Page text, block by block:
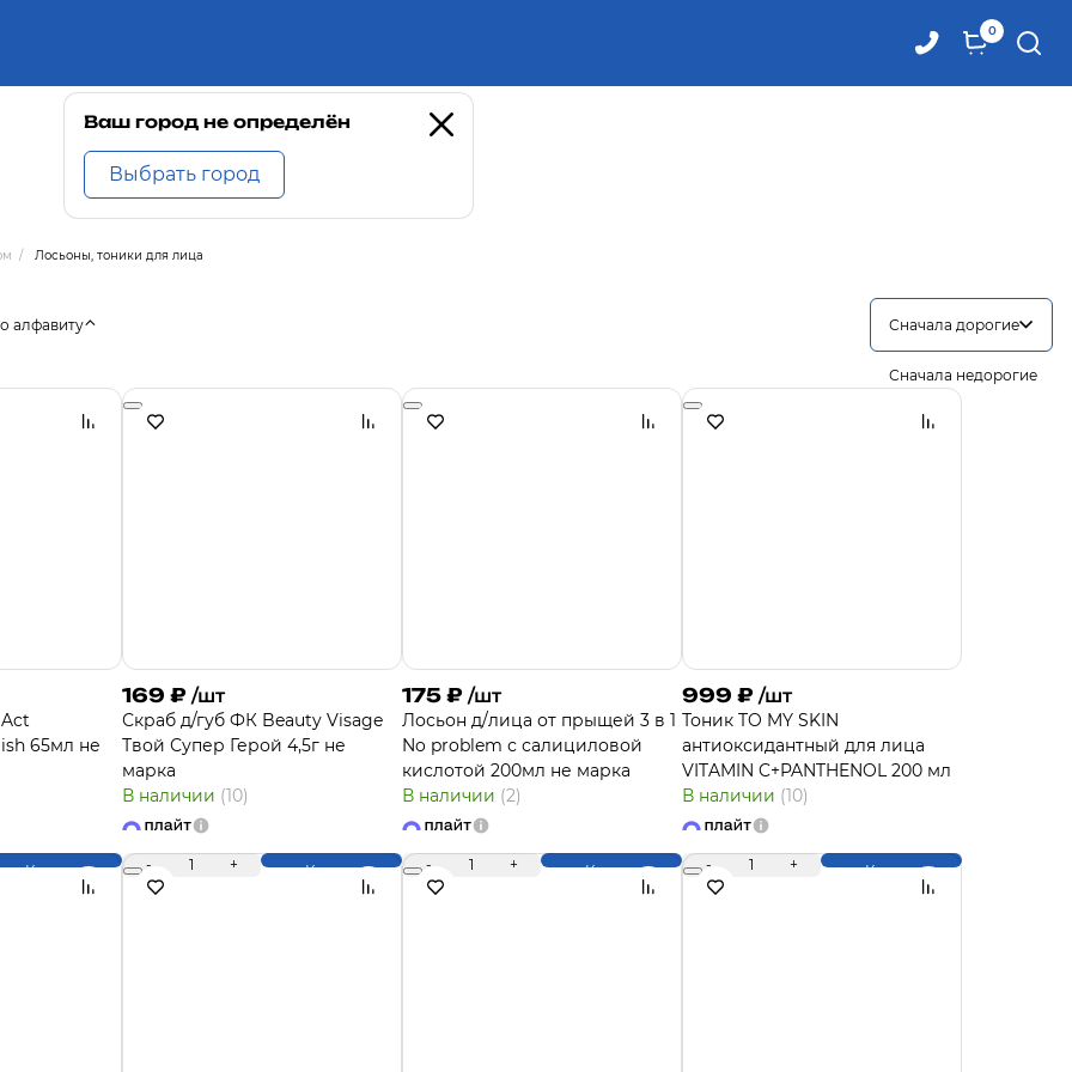
0
Ваш город не определён
Выбрать город
/ Лосьоны, тоники для лица
алфавиту Сначала дорогие
Сначала недорогие
65мл не
Купить
169 ₽ /шт
Скраб д/губ ФК Beauty Visage
Твой Супер Герой 4,5г не
марка
В наличии (10)
- 1 + Купить
175 ₽ /шт
Лосьон д/лица от прыщей 3 в 1
No problem с салициловой
кислотой 200мл не марка
В наличии (2)
- 1 + Купить
999 ₽ /шт
Тоник TO MY SKIN
антиоксидантный для лица
VITAMIN C+PANTHENOL 200 мл
В наличии (10)
- 1 + Купить